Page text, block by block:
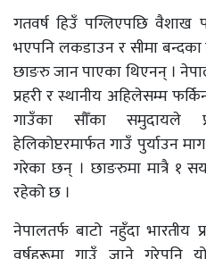
गतवर्ष हिउँ पग्लिएपछि वैशाख
भएपनि लकडाउन र सीमा बन्दका
छाङरु जान पाएका थिएनन् ।
प्रहरी र स्थानीय अहिलेसम्म
गाउँका सौँका समुदायले
हेलिकोप्टरमार्फत गाउँ पुर्याउन
गरेका छन् । छाङरुमा मात्रै १
रहेको छ ।
नेपालतर्फ बाटो नहुँदा